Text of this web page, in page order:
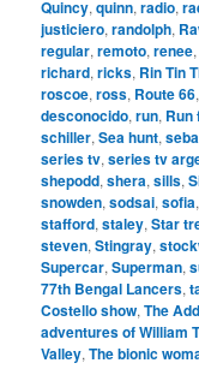
Quincy,quinn,radio,
justiciero,randolph,
regular,remoto,renee
richard,ricks, Rin Tin
roscoe,ross, Route 66
desconocido,run, Run
schiller,Sea hunt,
series tv,series tv
shepodd,shera,sills,
snowden,sodsai,sofia
stafford,staley,Star
steven,Stingray,
Supercar,Superman,
77th Bengal Lancers,
Costello show,The
adventures of William
Valley,The bionic